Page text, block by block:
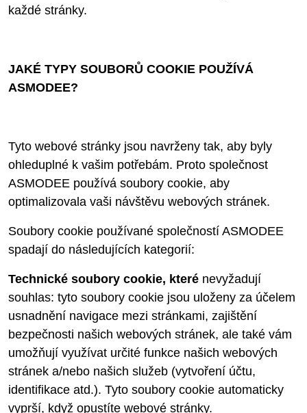
každé stránky.
JAKÉ TYPY SOUBORŮ COOKIE POUŽÍVÁ
ASMODEE?
Tyto webové stránky jsou navrženy tak, aby byly
ohleduplné k vašim potřebám. Proto společnost
ASMODEE používá soubory cookie, aby
optimalizovala vaši návštěvu webových stránek.
Soubory cookie používané společností ASMODEE
spadají do následujících kategorií:
Technické soubory cookie, které nevyžadují
souhlas: tyto soubory cookie jsou uloženy za účelem
usnadnění navigace mezi stránkami, zajištění
bezpečnosti našich webových stránek, ale také vám
umožňují využívat určité funkce našich webových
stránek a/nebo našich služeb (vytvoření účtu,
identifikace atd.). Tyto soubory cookie automaticky
vyprší, když opustíte webové stránky.